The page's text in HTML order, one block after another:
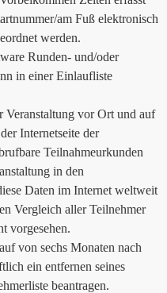
am Fuß elektronisch
werden.
Runden- und/oder
in einer Einlaufliste
Veranstaltung vor Ort und auf
Internetseite der
Teilnahmeurkunden
in den
Daten im Internet weltweit
Vergleich aller Teilnehmer
vorgesehen.
von sechs Monaten nach
ein entfernen seines
beantragen.